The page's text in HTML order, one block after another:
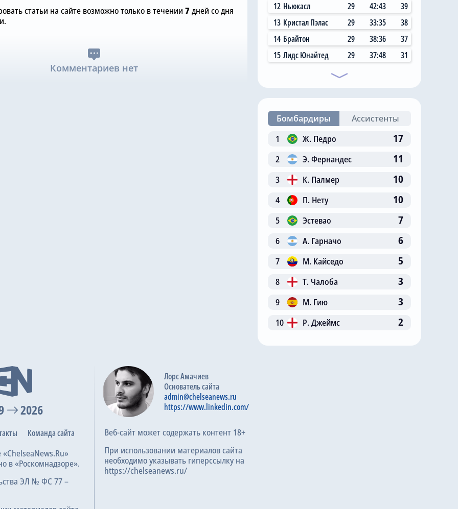
статьи на сайте возможно только в течении 7дней со дня
Комментариев нет
12 Ньюкасл 29 42:43
39
13 Кристал Пэлас 29 33:35
38
14 Брайтон 29 38:36
37
15 Лидс Юнайтед 29 37:48 31
Бомбардиры
Ассистенты
1
Ж. Педро 17
2 Э. Фернандес 11
3 К. Палмер 10
4 П. Нету 10
5 Эстевао 7
6 А. Гарначо 6
7 М. Кайседо 5
8 Т. Чалоба 3
9 М. Гию 3
10 Р. Джеймс 2
2026
Команда сайта
в «Роскомнадзоре».
ЭЛ № ФС 77 –
Лорс Амачиев
Основатель сайта
admin@chelseanews.ru
https://www.linkedin.com/
Веб-сайт может содержать контент 18+
При использовании материалов сайта
необходимо указывать гиперссылку на
https://chelseanews.ru/